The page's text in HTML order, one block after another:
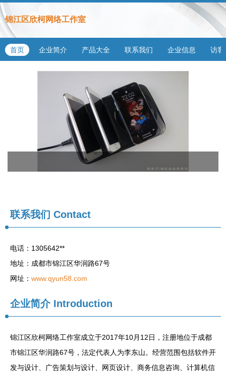
锦江区欣柯网络工作室
首页 企业简介 产品大全 联系我们 企业信息 访客
联系我们 Contact
电话：1305642**
地址：成都市锦江区华润路67号
网址： www.qyun58.com
企业简介Introduction
锦江区欣柯网络工作室成立于2017年10月12日，注册地位于成都
市锦江区华润路67号，法定代表人为李东山。经营范围包括软件开
发与设计、广告策划与设计、网页设计、商务信息咨询、计算机信